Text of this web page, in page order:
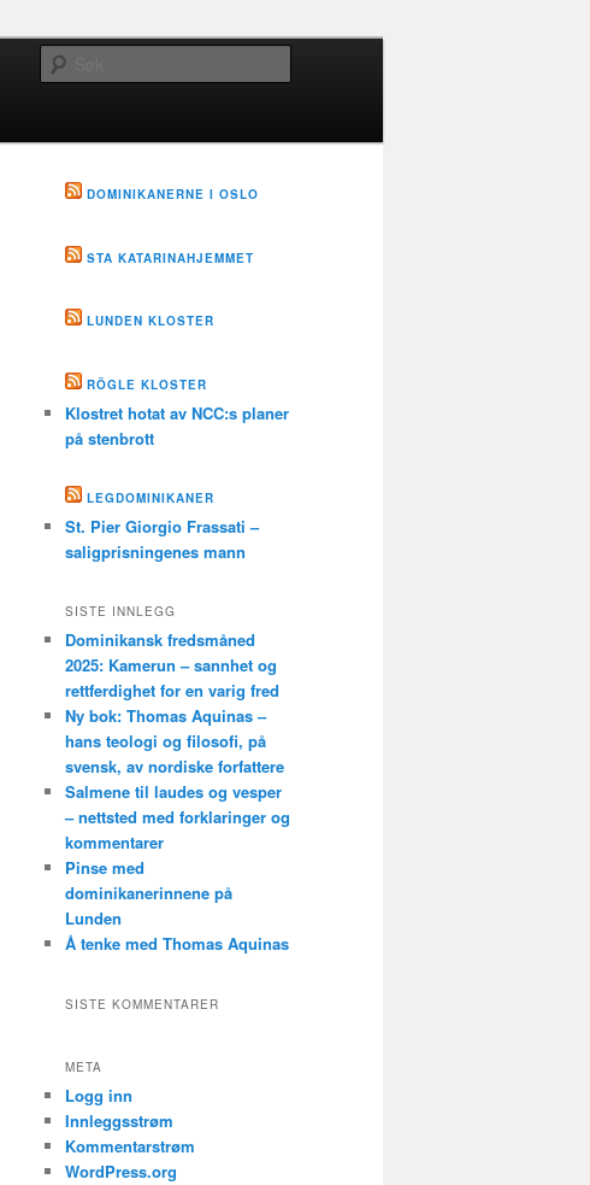
DOMINIKANERNE I OSLO
STA KATARINAHJEMMET
LUNDEN KLOSTER
RÖGLE KLOSTER
Klostret hotat av NCC:s planer
på stenbrott
LEGDOMINIKANER
St. Pier Giorgio Frassati –
saligprisningenes mann
SISTE INNLEGG
Dominikansk fredsmåned
2025: Kamerun – sannhet og
rettferdighet for en varig fred
Ny bok: Thomas Aquinas –
hans teologi og filosofi, på
svensk, av nordiske forfattere
Salmene til laudes og vesper
– nettsted med forklaringer og
kommentarer
Pinse med
dominikanerinnene på
Lunden
Å tenke med Thomas Aquinas
SISTE KOMMENTARER
META
Logg inn
Innleggsstrøm
Kommentarstrøm
WordPress.org